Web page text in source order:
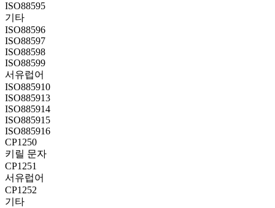
ISO88595
기타
ISO88596
ISO88597
ISO88598
ISO88599
서유럽어
ISO885910
ISO885913
ISO885914
ISO885915
ISO885916
CP1250
키릴 문자
CP1251
서유럽어
CP1252
기타